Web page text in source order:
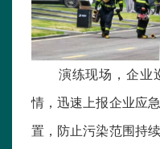
演练现场，企业
情，迅速上报企业应
置，防止污染范围持